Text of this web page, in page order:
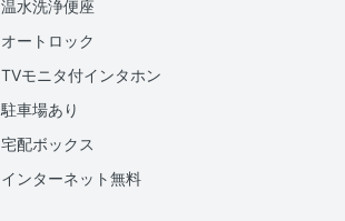
温水洗浄便座
オートロック
TVモニタ付インタホン
駐車場あり
宅配ボックス
インターネット無料